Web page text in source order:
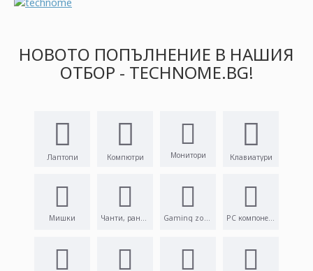
НОВОТО ПОПЪЛНЕНИЕ В НАШИЯ
ОТБОР - TECHNOME.BG!
Лаптопи Компютри Монитори Клавиатури
Мишки Чанти, раници Gaming zone PC компоненти